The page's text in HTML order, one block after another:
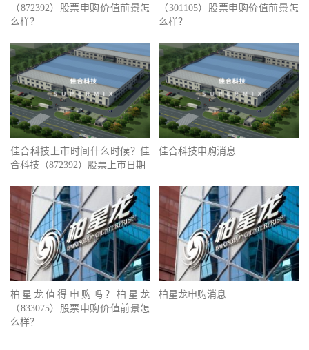
（872392）股票申购价值前景怎
么样？
（301105）股票申购价值前景怎
么样？
佳合科技上市时间什么时候？佳
合科技（872392）股票上市日期
佳合科技申购消息
柏星龙值得申购吗？柏星龙
（833075）股票申购价值前景怎
么样？
柏星龙申购消息